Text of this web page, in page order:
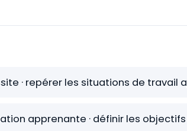
· repérer les situations de travail
apprenante · définir les